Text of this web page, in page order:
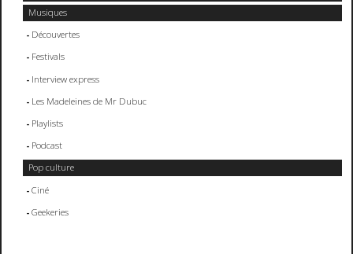
Musiques
Découvertes
Festivals
Interview express
Les Madeleines de Mr Dubuc
Playlists
Podcast
Pop culture
Ciné
Geekeries